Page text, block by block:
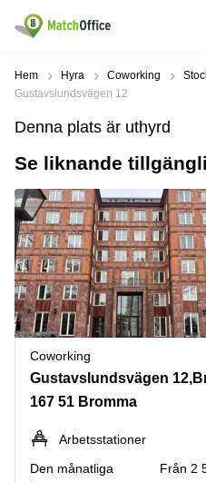
Hyra / hyra ut
Kategorier
Kontor
Kontorshotell
Coworking
space
Lagerlokaler
Industrilokaler
Butikslokaler
Verkstad
kontor
Populära
Städer
Stockholm
Göteborg
Malmö
Uppsala
Norrköping
Östermalm
Skåne
Vasastan
Populära
sökningar
Kontorshotell
Stockholm
Hyra lokal
Stockholm
Kontorshotell
Göteborg
Coworking
Stockholm
Kontorshotell
Malmö
Coworking
Malmö
Hjälp
Om oss
Bli hyresvärd
Pris
Logga in
Hem Hyra Coworking
Gustavslundsvägen 12
Denna plats är uthyrd
Se liknande
Coworking
167 51 Bromma
Arbetsstationer
Den månatliga
Från 2